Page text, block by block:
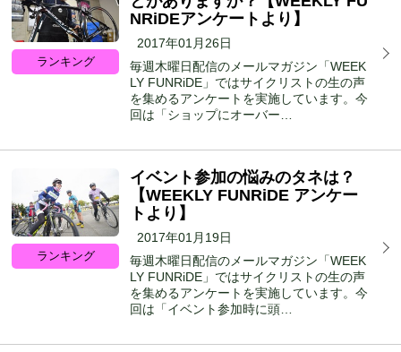
ランキング
NRiDEアンケートより】
2017年01月26日
毎週木曜日配信のメールマガジン「WEEK
LY FUNRiDE」ではサイクリストの生の声
を集めるアンケートを実施しています。今
回は「ショップにオーバー…
ランキング
イベント参加の悩みのタネは？
【WEEKLY FUNRiDE アンケー
トより】
2017年01月19日
毎週木曜日配信のメールマガジン「WEEK
LY FUNRiDE」ではサイクリストの生の声
を集めるアンケートを実施しています。今
回は「イベント参加時に頭…